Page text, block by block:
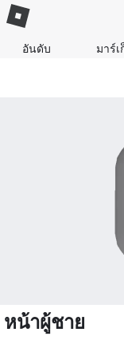
อันดับ มาร์เ
หน้าผู้ชาย